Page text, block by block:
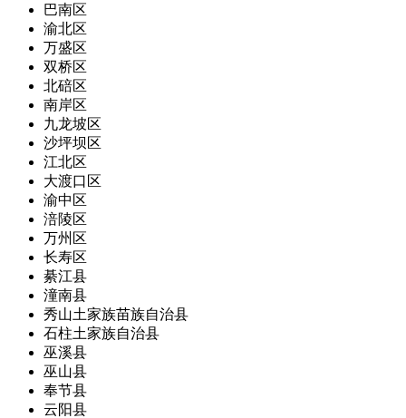
巴南区
渝北区
万盛区
双桥区
北碚区
南岸区
九龙坡区
沙坪坝区
江北区
大渡口区
渝中区
涪陵区
万州区
长寿区
綦江县
潼南县
秀山土家族苗族自治县
石柱土家族自治县
巫溪县
巫山县
奉节县
云阳县